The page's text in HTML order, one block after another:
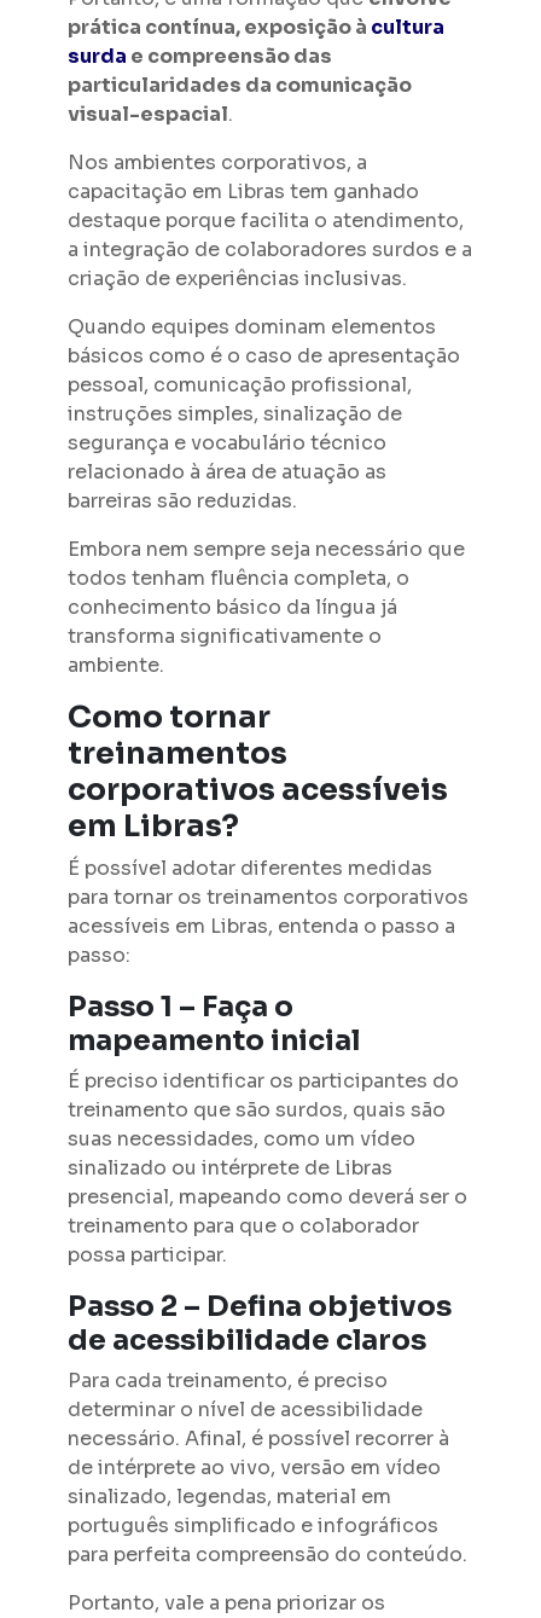
prática contínua, exposição à cultura
surda e compreensão das
particularidades da comunicação
visual-espacial.
Nos ambientes corporativos, a
capacitação em Libras tem ganhado
destaque porque facilita o atendimento,
a integração de colaboradores surdos e a
criação de experiências inclusivas.
Quando equipes dominam elementos
básicos como é o caso de apresentação
pessoal, comunicação profissional,
instruções simples, sinalização de
segurança e vocabulário técnico
relacionado à área de atuação as
barreiras são reduzidas.
Embora nem sempre seja necessário que
todos tenham fluência completa, o
conhecimento básico da língua já
transforma significativamente o
ambiente.
Como tornar
treinamentos
corporativos acessíveis
em Libras?
É possível adotar diferentes medidas
para tornar os treinamentos corporativos
acessíveis em Libras, entenda o passo a
passo:
Passo 1 – Faça o
mapeamento inicial
É preciso identificar os participantes do
treinamento que são surdos, quais são
suas necessidades, como um vídeo
sinalizado ou intérprete de Libras
presencial, mapeando como deverá ser o
treinamento para que o colaborador
possa participar.
Passo 2 – Defina objetivos
de acessibilidade claros
Para cada treinamento, é preciso
determinar o nível de acessibilidade
necessário. Afinal, é possível recorrer à
de intérprete ao vivo, versão em vídeo
sinalizado, legendas, material em
português simplificado e infográficos
para perfeita compreensão do conteúdo.
Portanto, vale a pena priorizar os